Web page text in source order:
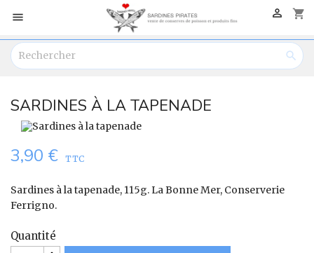
 shopping_cart


SARDINES À LA TAPENADE
3,90 € TTC
Sardines à la tapenade, 115g. La Bonne Mer, Conserverie
Ferrigno.
Quantité